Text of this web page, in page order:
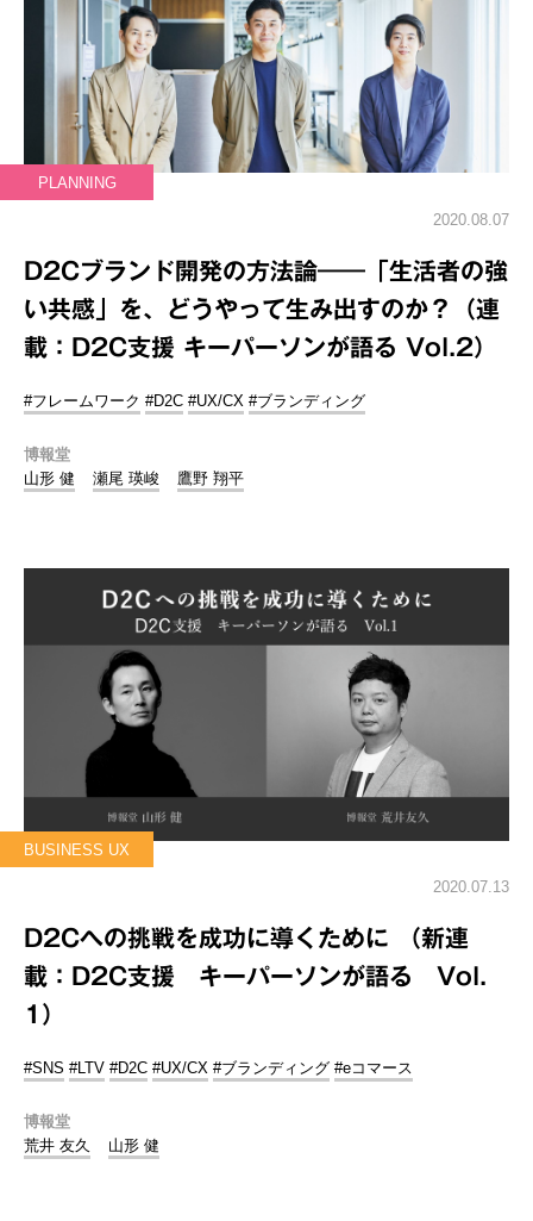
PLANNING
2020.08.07
D2Cブランド開発の方法論――「生活者の強
い共感」を、どうやって生み出すのか？（連
載：D2C支援 キーパーソンが語る Vol.2）
#フレームワーク #D2C #UX/CX #ブランディング
博報堂
山形 健
瀬尾 瑛峻 鷹野 翔平
BUSINESS UX
2020.07.13
D2Cへの挑戦を成功に導くために （新連
載：D2C支援 キーパーソンが語る Vol.
1）
#SNS #LTV #D2C #UX/CX #ブランディング #eコマース
博報堂
荒井 友久
山形 健